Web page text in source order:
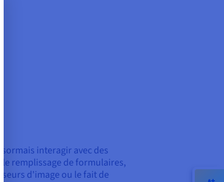
interagir avec des
remplissage de formulaires,
d'image ou le fait de